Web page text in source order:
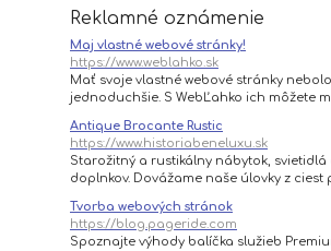
Reklamné oznámenie
Maj vlastné webové stránky!
https://www.weblahko.sk
Mať svoje vlastné webové stránky
jednoduchšie. S WebĽahko ich môžete
Antique Brocante Rustic
https://www.historiabeneluxu.sk
Starožitný a rustikálny nábytok, svietidlá
doplnkov. Dovážame naše úlovky z ciest
Tvorba webových stránok
https://blog.pageride.com
Spoznajte výhody balíčka služieb